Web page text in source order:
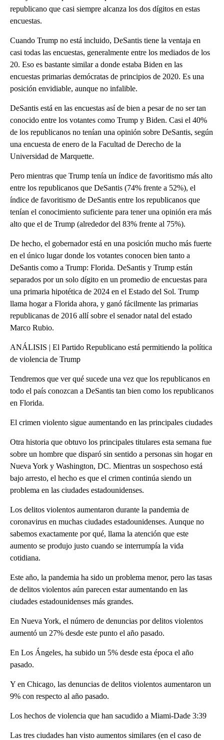
republicano que casi siempre alcanza los dos dígitos en estas
encuestas.
Cuando Trump no está incluido, DeSantis tiene la ventaja en
casi todas las encuestas, generalmente entre los mediados de los
20. Eso es bastante similar a donde estaba Biden en las
encuestas primarias demócratas de principios de 2020. Es una
posición envidiable, aunque no infalible.
DeSantis está en las encuestas así de bien a pesar de no ser tan
conocido entre los votantes como Trump y Biden. Casi el 40%
de los republicanos no tenían una opinión sobre DeSantis, según
una encuesta de enero de la Facultad de Derecho de la
Universidad de Marquette.
Pero mientras que Trump tenía un índice de favoritismo más alto
entre los republicanos que DeSantis (74% frente a 52%), el
índice de favoritismo de DeSantis entre los republicanos que
tenían el conocimiento suficiente para tener una opinión era más
alto que el de Trump (alrededor del 83% frente al 75%).
De hecho, el gobernador está en una posición mucho más fuerte
en el único lugar donde los votantes conocen bien tanto a
DeSantis como a Trump: Florida. DeSantis y Trump están
separados por un solo dígito en un promedio de encuestas para
una primaria hipotética de 2024 en el Estado del Sol. Trump
llama hogar a Florida ahora, y ganó fácilmente las primarias
republicanas de 2016 allí sobre el senador natal del estado
Marco Rubio.
ANÁLISIS | El Partido Republicano está permitiendo la política
de violencia de Trump
Tendremos que ver qué sucede una vez que los republicanos en
todo el país conozcan a DeSantis tan bien como los republicanos
en Florida.
El crimen violento sigue aumentando en las principales ciudades
Otra historia que obtuvo los principales titulares esta semana fue
sobre un hombre que disparó sin sentido a personas sin hogar en
Nueva York y Washington, DC. Mientras un sospechoso está
bajo arresto, el hecho es que el crimen continúa siendo un
problema en las ciudades estadounidenses.
Los delitos violentos aumentaron durante la pandemia de
coronavirus en muchas ciudades estadounidenses. Aunque no
sabemos exactamente por qué, llama la atención que este
aumento se produjo justo cuando se interrumpía la vida
cotidiana.
Este año, la pandemia ha sido un problema menor, pero las tasas
de delitos violentos aún parecen estar aumentando en las
ciudades estadounidenses más grandes.
En Nueva York, el número de denuncias por delitos violentos
aumentó un 27% desde este punto el año pasado.
En Los Ángeles, ha subido un 5% desde esta época el año
pasado.
Y en Chicago, las denuncias de delitos violentos aumentaron un
9% con respecto al año pasado.
Los hechos de violencia que han sacudido a Miami-Dade 3:39
Las tres ciudades han visto aumentos similares (en el caso de